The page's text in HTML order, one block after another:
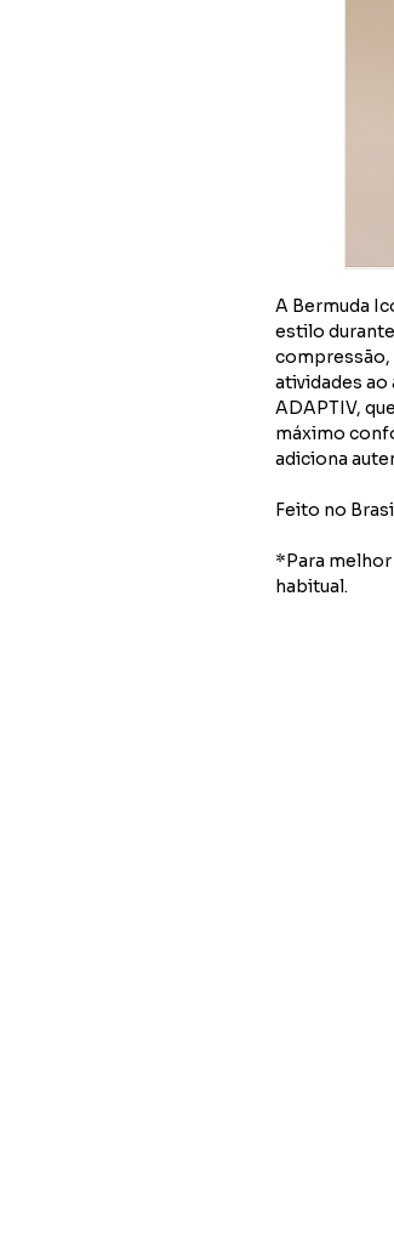
A Bermuda
estilo
compressão,
atividades ao
ADAPTIV,
máximo
adiciona
Feito no
*Para
habitual.